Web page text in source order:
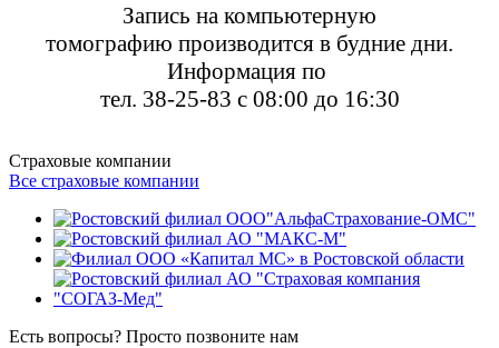
Запись на компьютерную
томографию производится в будние дни.
Информация по
тел. 38-25-83 с 08:00 до 16:30
Страховые компании
Все страховые компании
Есть вопросы? Просто позвоните нам